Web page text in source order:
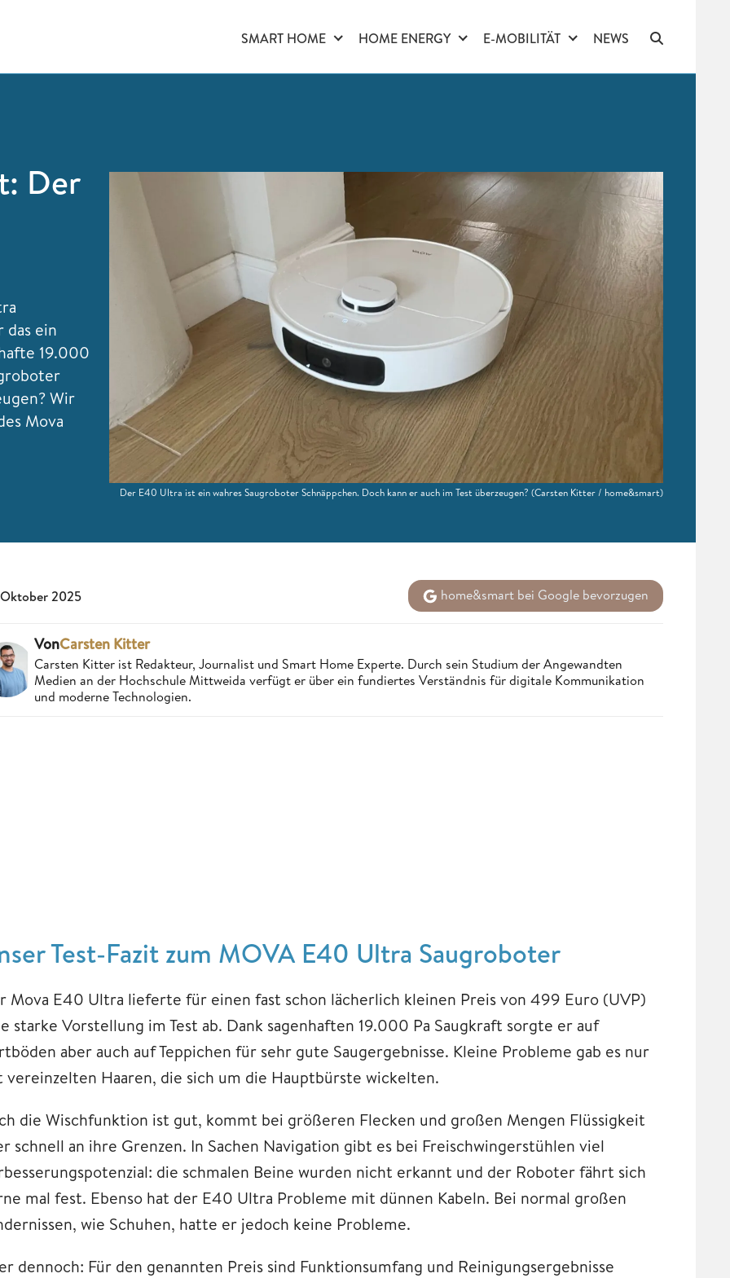
SMART HOME HOME ENERGY E-MOBILITÄT NEWS
Der
ein
19.000
Wir
Mova
Der E40 Ultra ist ein wahres Saugroboter Schnäppchen. Doch kann er auch im Test überzeugen? (Carsten Kitter / home&smart)
2025 home&smart bei Google bevorzugen
VonCarsten Kitter
Carsten Kitter ist Redakteur, Journalist und Smart Home Experte. Durch sein Studium der Angewandten
Medien an der Hochschule Mittweida verfügt er über ein fundiertes Verständnis für digitale Kommunikation
und moderne Technologien.
Test-Fazit zum MOVA E40 Ultra Saugroboter
Mova E40 Ultra lieferte für einen fast schon lächerlich kleinen Preis von 499 Euro (UVP)
starke Vorstellung im Test ab. Dank sagenhaften 19.000 Pa Saugkraft sorgte er auf
aber auch auf Teppichen für sehr gute Saugergebnisse. Kleine Probleme gab es nur
vereinzelten Haaren, die sich um die Hauptbürste wickelten.
die Wischfunktion ist gut, kommt bei größeren Flecken und großen Mengen Flüssigkeit
schnell an ihre Grenzen. In Sachen Navigation gibt es bei Freischwingerstühlen viel
die schmalen Beine wurden nicht erkannt und der Roboter fährt sich
mal fest. Ebenso hat der E40 Ultra Probleme mit dünnen Kabeln. Bei normal großen
wie Schuhen, hatte er jedoch keine Probleme.
dennoch: Für den genannten Preis sind Funktionsumfang und Reinigungsergebnisse